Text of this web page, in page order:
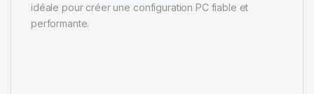
idéale pour créer une configuration PC fiable et
performante.